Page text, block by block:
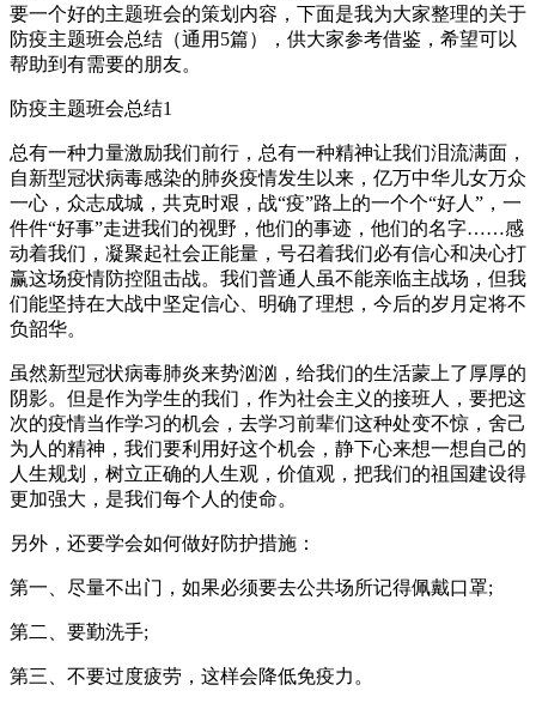
要一个好的主题班会的策划内容，下面是我为大家整理的关于
防疫主题班会总结（通用5篇），供大家参考借鉴，希望可以
帮助到有需要的朋友。
防疫主题班会总结1
总有一种力量激励我们前行，总有一种精神让我们泪流满面，
自新型冠状病毒感染的肺炎疫情发生以来，亿万中华儿女万众
一心，众志成城，共克时艰，战“疫”路上的一个个“好人”，一
件件“好事”走进我们的视野，他们的事迹，他们的名字……感
动着我们，凝聚起社会正能量，号召着我们必有信心和决心打
赢这场疫情防控阻击战。我们普通人虽不能亲临主战场，但我
们能坚持在大战中坚定信心、明确了理想，今后的岁月定将不
负韶华。
虽然新型冠状病毒肺炎来势汹汹，给我们的生活蒙上了厚厚的
阴影。但是作为学生的我们，作为社会主义的接班人，要把这
次的疫情当作学习的机会，去学习前辈们这种处变不惊，舍己
为人的精神，我们要利用好这个机会，静下心来想一想自己的
人生规划，树立正确的人生观，价值观，把我们的祖国建设得
更加强大，是我们每个人的使命。
另外，还要学会如何做好防护措施：
第一、尽量不出门，如果必须要去公共场所记得佩戴口罩;
第二、要勤洗手;
第三、不要过度疲劳，这样会降低免疫力。